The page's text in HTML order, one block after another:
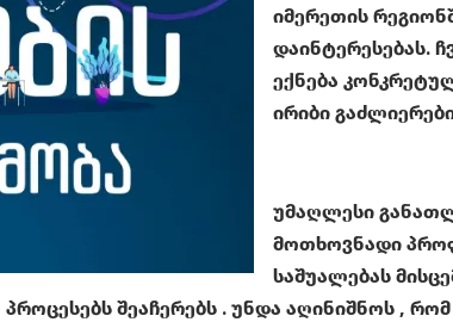
იმერეთის
დაინტერესებას.
ექნება
ირიბი
უმაღლესი
მოთხოვნადი
საშუალებას
შეაჩერებს . უნდა აღინიშნოს ,